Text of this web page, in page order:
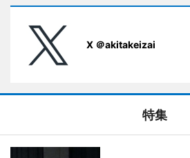
X ＠akitakeizai
特集